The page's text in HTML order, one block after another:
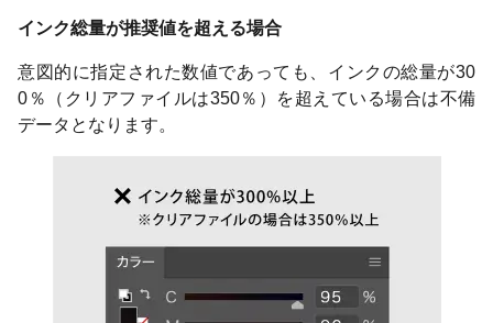
インク総量が推奨値を超える場合
意図的に指定された数値であっても、インクの総量が30
0％（クリアファイルは350％）を超えている場合は不備
データとなります。